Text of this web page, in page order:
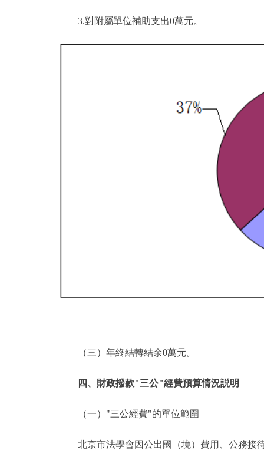
3.對附屬單位補助支出0萬元。
（三）年終結轉結余0萬元。
四、財政撥款"三公"經費預算情況説明
（一）"三公經費"的單位範圍
北京市法學會因公出國（境）費用、公務接待